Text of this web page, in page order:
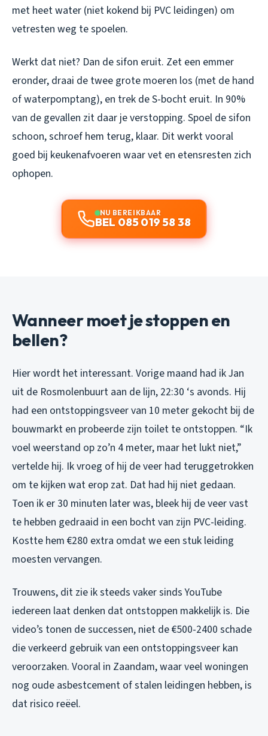
met heet water (niet kokend bij PVC leidingen) om
vetresten weg te spoelen.
Werkt dat niet? Dan de sifon eruit. Zet een emmer
eronder, draai de twee grote moeren los (met de hand
of waterpomptang), en trek de S-bocht eruit. In 90%
van de gevallen zit daar je verstopping. Spoel de sifon
schoon, schroef hem terug, klaar. Dit werkt vooral
goed bij keukenafvoeren waar vet en etensresten zich
ophopen.
NU BEREIKBAAR
BEL 085 019 58 38
Wanneer moet je stoppen en
bellen?
Hier wordt het interessant. Vorige maand had ik Jan
uit de Rosmolenbuurt aan de lijn, 22:30 ‘s avonds. Hij
had een ontstoppingsveer van 10 meter gekocht bij de
bouwmarkt en probeerde zijn toilet te ontstoppen. “Ik
voel weerstand op zo’n 4 meter, maar het lukt niet,”
vertelde hij. Ik vroeg of hij de veer had teruggetrokken
om te kijken wat erop zat. Dat had hij niet gedaan.
Toen ik er 30 minuten later was, bleek hij de veer vast
te hebben gedraaid in een bocht van zijn PVC-leiding.
Kostte hem €280 extra omdat we een stuk leiding
moesten vervangen.
Trouwens, dit zie ik steeds vaker sinds YouTube
iedereen laat denken dat ontstoppen makkelijk is. Die
video’s tonen de successen, niet de €500-2400 schade
die verkeerd gebruik van een ontstoppingsveer kan
veroorzaken. Vooral in Zaandam, waar veel woningen
nog oude asbestcement of stalen leidingen hebben, is
dat risico reëel.